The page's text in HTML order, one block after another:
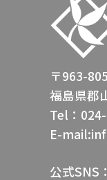
〒963-
福島県郡
Tel：
E-
公式SNS：